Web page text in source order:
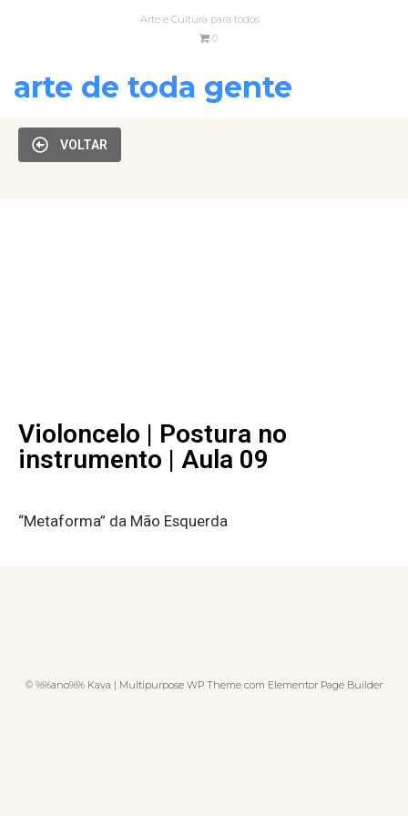
Arte e Cultura para todos
0
arte de toda gente
VOLTAR
Violoncelo | Postura no
instrumento | Aula 09
“Metaforma” da Mão Esquerda
© %%ano%% Kava | Multipurpose WP Theme com Elementor Page Builder